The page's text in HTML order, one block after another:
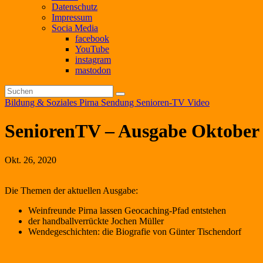
Datenschutz
Impressum
Socia Media
facebook
YouTube
instagram
mastodon
Bildung & Soziales Pirna Sendung Senioren-TV Video
SeniorenTV – Ausgabe Oktober
Okt. 26, 2020
Die Themen der aktuellen Ausgabe:
Weinfreunde Pirna lassen Geocaching-Pfad entstehen
der handballverrückte Jochen Müller
Wendegeschichten: die Biografie von Günter Tischendorf